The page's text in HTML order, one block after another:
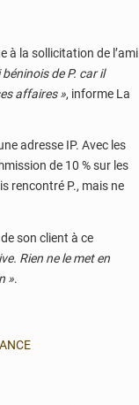
à la sollicitation de l’ami
de P. car il
affaires », informe La
adresse IP. Avec les
de 10 % sur les
rencontré P., mais ne
son client à ce
Rien ne le met en
».